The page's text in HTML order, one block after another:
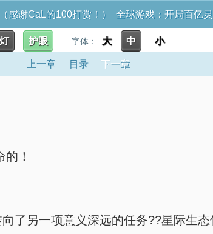
感谢CaL的100打赏！） 全球游戏：开局百亿
护眼 字体： 大 中 小
上一章 目录 下一章
！
了另一项意义深远的任务??星际生